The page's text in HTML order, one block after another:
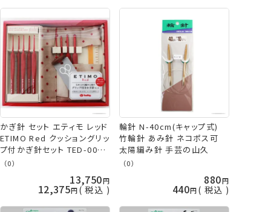
かぎ針 セット エティモ レッド
ETIMO Red クッショングリッ
プ付かぎ針セット TED-001
チューリップ terai 手芸の山
（0）
13,750
12,375 税込
輪針 N-40cm(キャップ式)
竹輪針 あみ針 ネコポス可
太陽編み針 手芸の山久
（0）
880
440 税込